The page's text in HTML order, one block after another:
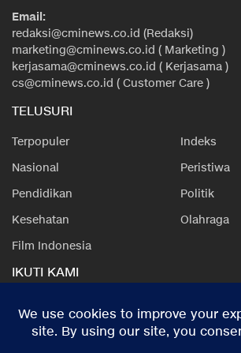
Email:
redaksi@cminews.co.id (Redaksi)
marketing@cminews.co.id ( Marketing )
kerjasama@cminews.co.id ( Kerjasama )
cs@cminews.co.id ( Customer Care )
TELUSURI
Terpopuler
Indeks
Nasional
Peristiwa
Pendidikan
Politik
Kesehatan
Olahraga
Film Indonesia
IKUTI KAMI